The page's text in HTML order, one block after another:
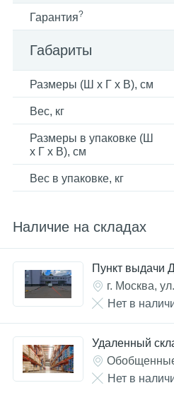
Гарантия?
Габариты
Размеры (Ш x Г x В), см
Вес, кг
Размеры в упаковке (Ш
x Г x В), см
Вес в упаковке, кг
Наличие на складах
Пункт выдачи
г. Москва,
Нет в
Удаленный
Нет в